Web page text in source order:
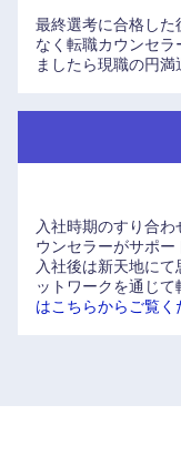
最終選考に合格し
なく転職カウンセラ
ましたら現職の円満
入社時期のすり合
ウンセラーがサポー
入社後は新天地にて
ットワークを通じ
はこちらからご覧く
鹿児島県